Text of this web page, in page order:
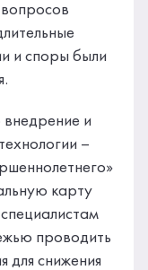
и споры были
и
–
карту
проводить
для снижения